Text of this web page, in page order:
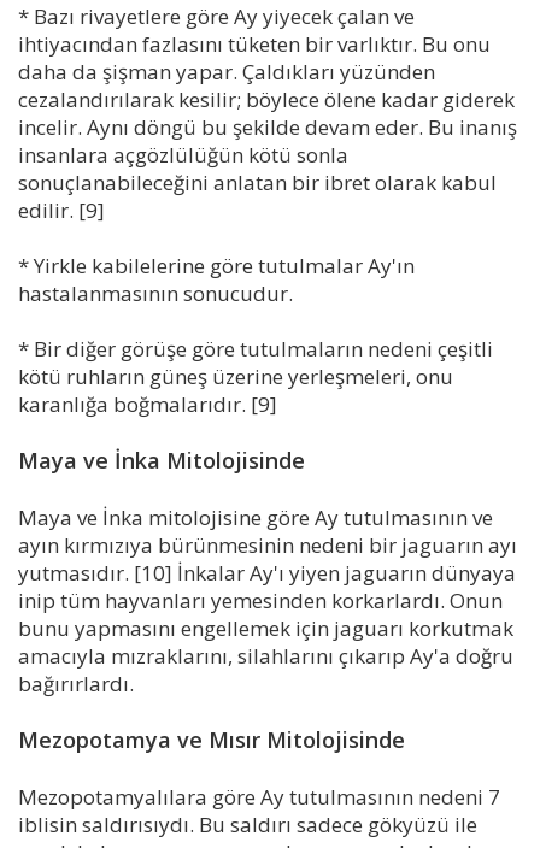
* Bazı rivayetlere göre Ay yiyecek çalan ve
ihtiyacından fazlasını tüketen bir varlıktır. Bu onu
daha da şişman yapar. Çaldıkları yüzünden
cezalandırılarak kesilir; böylece ölene kadar giderek
incelir. Aynı döngü bu şekilde devam eder. Bu inanış
insanlara açgözlülüğün kötü sonla
sonuçlanabileceğini anlatan bir ibret olarak kabul
edilir. [9]
* Yirkle kabilelerine göre tutulmalar Ay'ın
hastalanmasının sonucudur.
* Bir diğer görüşe göre tutulmaların nedeni çeşitli
kötü ruhların güneş üzerine yerleşmeleri, onu
karanlığa boğmalarıdır. [9]
Maya ve İnka Mitolojisinde
Maya ve İnka mitolojisine göre Ay tutulmasının ve
ayın kırmızıya bürünmesinin nedeni bir jaguarın ayı
yutmasıdır. [10] İnkalar Ay'ı yiyen jaguarın dünyaya
inip tüm hayvanları yemesinden korkarlardı. Onun
bunu yapmasını engellemek için jaguarı korkutmak
amacıyla mızraklarını, silahlarını çıkarıp Ay'a doğru
bağırırlardı.
Mezopotamya ve Mısır Mitolojisinde
Mezopotamyalılara göre Ay tutulmasının nedeni 7
iblisin saldırısıydı. Bu saldırı sadece gökyüzü ile